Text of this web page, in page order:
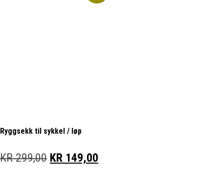
Ryggsekk til sykkel / løp
KR299,00 OPPRINNELIG PRIS VAR: KR 299,00.
KR 149,00